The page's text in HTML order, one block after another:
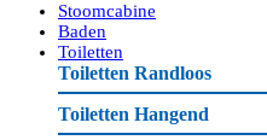
Stoomcabine
Baden
Toiletten
Toiletten Randloos
Toiletten Hangend